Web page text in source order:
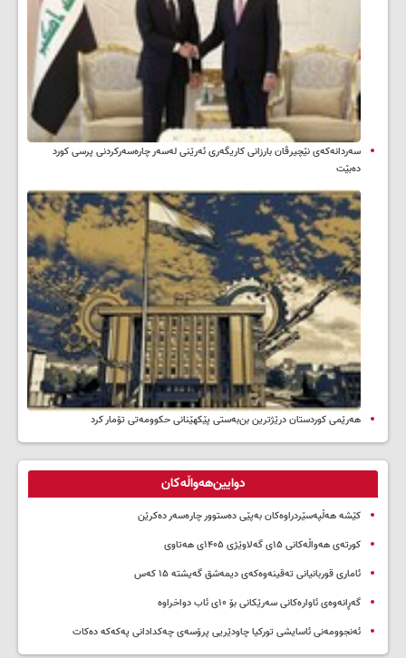
سه‌ردانه‌کەی نێچیرڤان بارزانی كاریگه‌ری ئه‌رێنی له‌سه‌ر چاره‌سه‌ركردنی پرسی كورد
ده‌بێت
هەرێمی کوردستان درێژترین بن‌بەستی پێکهێنانی حکوومەتی تۆمار کرد
دوایین‌هەواڵەکان
کێشە هەڵپەسێردراوەکان بەپێی دەستوور چارەسەر دەکرێن
کورتەی هەواڵەکانی ۱۵ی گەلاوێژی ۱۴۰۵ی هەتاوی
ئاماری قوربانیانی تەقینەوەکەی دیمەشق گەیشتە ۱۵ کەس
گەڕانەوەی ئاوارەکانی سەرێکانی بۆ ۱۰ی ئاب دواخراوە
ئەنجوومەنی ئاسایشی تورکیا چاودێریی پرۆسەی چەکدادانی پەکەکە دەکات